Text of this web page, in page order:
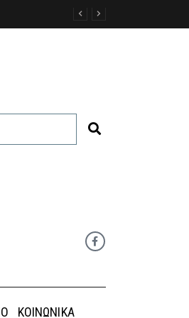
εμπορεύματα
ΚΟΙΝΩΝΙΚΆ